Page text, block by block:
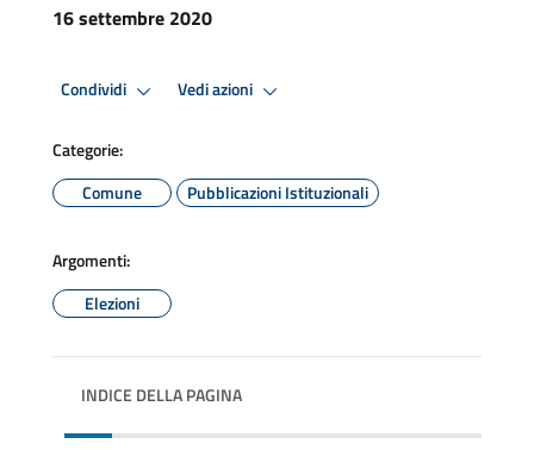
16 settembre 2020
Condividi Vedi azioni
Categorie:
Comune
Pubblicazioni Istituzionali
Argomenti:
Elezioni
INDICE DELLA PAGINA